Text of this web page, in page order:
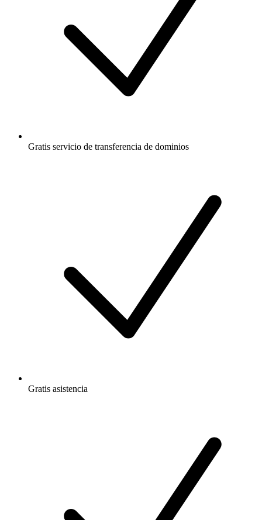
Gratis servicio de transferencia de dominios
Gratis asistencia